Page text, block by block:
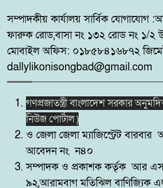
পানির প্ল্যান্ট
কোটচাঁদপুরে
সদস্য
৮
পুটিজানায়
কারাদণ্ড।
সাতক্ষীরার
অভিযান,
সম্পাদকীয় কার্যালয় সার্বিক যোগাযোগ
ফারুক রোড,বাসা নং ১৩২ রোড নং ১/২
মোবাইল অফিস: ০১৮৫৮৪১৬৮৭২
dallylikonisongbad@gmail.com
গণপ্রজাতন্ত্রী বাংলাদেশ সরকার
নিউজ পোর্টাল )
ও জেলা জেলা ম্যাজিস্ট্রেট
আবেদন নং ন৪০
সম্পাদক ও প্রকাশক কর্তৃক আর এস
৯২,আরামবাগ মতিঝিল বাণিজ্যিক